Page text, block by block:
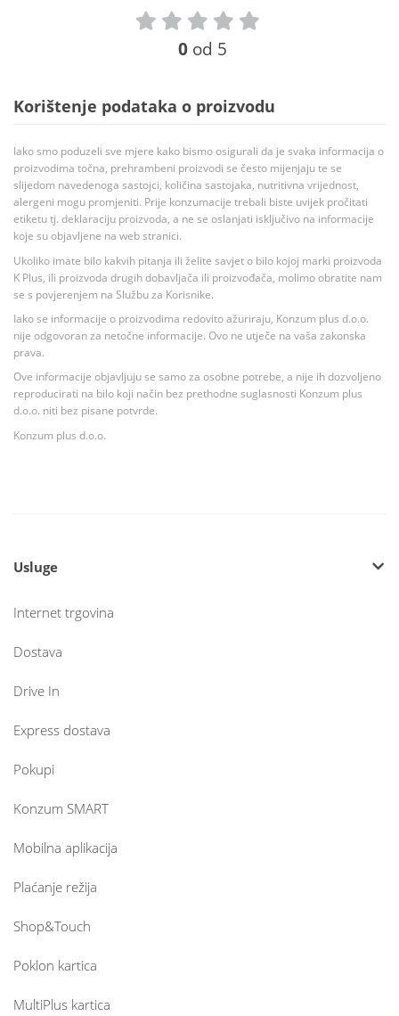
0 od 5
Korištenje podataka o proizvodu
Iako smo poduzeli sve mjere kako bismo osigurali da je svaka informacija o
proizvodima točna, prehrambeni proizvodi se često mijenjaju te se
slijedom navedenoga sastojci, količina sastojaka, nutritivna vrijednost,
alergeni mogu promjeniti. Prije konzumacije trebali biste uvijek pročitati
etiketu tj. deklaraciju proizvoda, a ne se oslanjati isključivo na informacije
koje su objavljene na web stranici.
Ukoliko imate bilo kakvih pitanja ili želite savjet o bilo kojoj marki proizvoda
K Plus, ili proizvoda drugih dobavljača ili proizvođača, molimo obratite nam
se s povjerenjem na Službu za Korisnike.
Iako se informacije o proizvodima redovito ažuriraju, Konzum plus d.o.o.
nije odgovoran za netočne informacije. Ovo ne utječe na vaša zakonska
prava.
Ove informacije objavljuju se samo za osobne potrebe, a nije ih dozvoljeno
reproducirati na bilo koji način bez prethodne suglasnosti Konzum plus
d.o.o. niti bez pisane potvrde.
Konzum plus d.o.o.
Usluge
Internet trgovina
Dostava
Drive In
Express dostava
Pokupi
Konzum SMART
Mobilna aplikacija
Plaćanje režija
Shop&Touch
Poklon kartica
MultiPlus kartica